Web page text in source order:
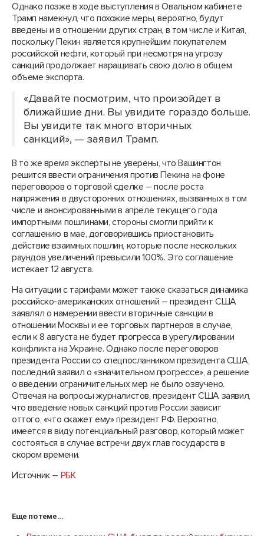
Однако позже в ходе выступления в Овальном кабинете
Трамп намекнул, что похожие меры, вероятно, будут
введены и в отношении других стран, в том числе и Китая,
поскольку Пекин является крупнейшим покупателем
российской нефти, который при несмотря на угрозу
санкций продолжает наращивать свою долю в общем
объеме экспорта.
«Давайте посмотрим, что произойдет в
ближайшие дни. Вы увидите гораздо больше.
Вы увидите так много вторичных
санкций», — заявил Трамп.
В то же время эксперты не уверены, что Вашингтон
решится ввести ограничения против Пекина на фоне
переговоров о торговой сделке – после роста
напряжения в двусторонних отношениях, вызванных в том
числе и анонсированными в апреле текущего года
импортными пошлинами, стороны смогли прийти к
соглашению в мае, договорившись приостановить
действие взаимных пошлин, которые после нескольких
раундов увеличений превысили 100%. Это соглашение
истекает 12 августа.
На ситуации с тарифами может также сказаться динамика
российско-американских отношений – президент США
заявлял о намерении ввести вторичные санкции в
отношении Москвы и ее торговых партнеров в случае,
если к 8 августа не будет прогресса в урегулировании
конфликта на Украине. Однако после переговоров
президента России со спецпосланником президента США,
последний заявил о «значительном прогрессе», а решение
о введении ограничительных мер не было озвучено.
Отвечая на вопросы журналистов, президент США заявил,
что введение новых санкций против России зависит
оттого, «что скажет ему» президент РФ. Вероятно,
имеется в виду потенциальный разговор, который может
состояться в случае встречи двух глав государств в
скором времени.
Источник – РБК
Еще по теме...